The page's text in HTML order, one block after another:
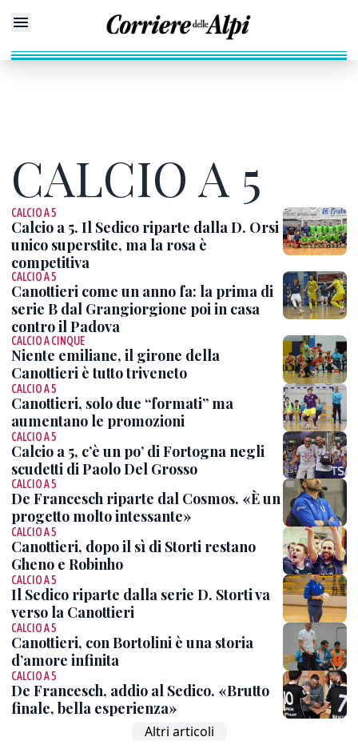
CALCIO A 5
CALCIO A 5
Calcio a 5. Il Sedico riparte dalla D. Orsi
unico superstite, ma la rosa è
competitiva
CALCIO A 5
Canottieri come un anno fa: la prima di
serie B dal Grangiorgione poi in casa
contro il Padova
CALCIO A CINQUE
Niente emiliane, il girone della
Canottieri è tutto triveneto
CALCIO A 5
Canottieri, solo due “formati” ma
aumentano le promozioni
CALCIO A 5
Calcio a 5, c’è un po’ di Fortogna negli
scudetti di Paolo Del Grosso
CALCIO A 5
De Francesch riparte dal Cosmos. «È un
progetto molto intessante»
CALCIO A 5
Canottieri, dopo il sì di Storti restano
Gheno e Robinho
CALCIO A 5
Il Sedico riparte dalla serie D. Storti va
verso la Canottieri
CALCIO A 5
Canottieri, con Bortolini è una storia
d’amore infinita
CALCIO A 5
De Francesch, addio al Sedico. «Brutto
finale, bella esperienza»
Altri articoli